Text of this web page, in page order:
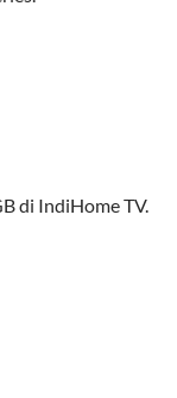
cepat baik
pada satu
menikmati
di IndiHome TV.